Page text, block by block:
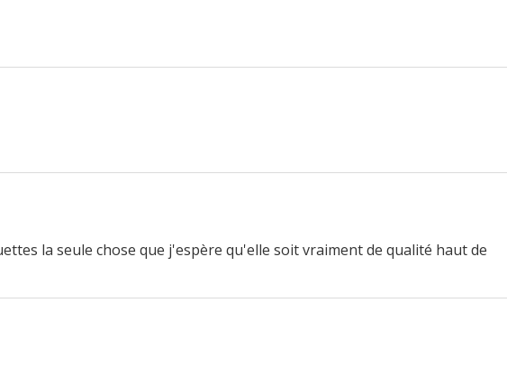
la seule chose que j'espère qu'elle soit vraiment de qualité haut de